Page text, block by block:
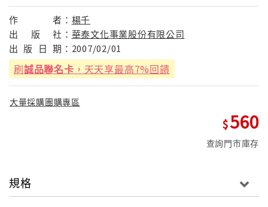
作 者： 楊千
出
版 社： 華泰文化事業股份有限公司
出 版 日 期： 2007/02/01
刷誠品聯名卡 ，天天享最高7%回饋
大量採購團購專區
560
查詢門市庫存
規格